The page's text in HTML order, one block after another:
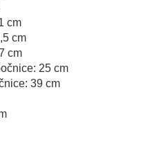
cm
cm
cm
25 cm
39 cm